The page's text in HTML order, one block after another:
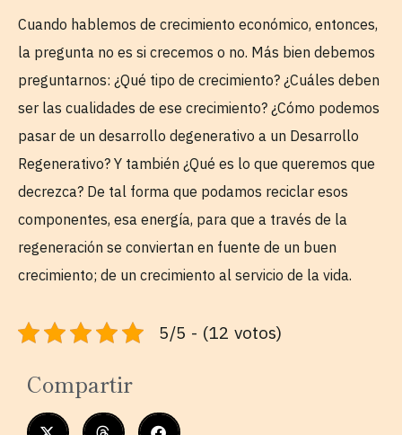
Cuando hablemos de crecimiento económico, entonces,
la pregunta no es si crecemos o no. Más bien debemos
preguntarnos: ¿Qué tipo de crecimiento? ¿Cuáles deben
ser las cualidades de ese crecimiento? ¿Cómo podemos
pasar de un desarrollo degenerativo a un Desarrollo
Regenerativo? Y también ¿Qué es lo que queremos que
decrezca? De tal forma que podamos reciclar esos
componentes, esa energía, para que a través de la
regeneración se conviertan en fuente de un buen
crecimiento; de un crecimiento al servicio de la vida.
5/5 - (12 votos)
Compartir